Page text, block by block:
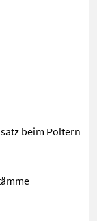
beim Poltern